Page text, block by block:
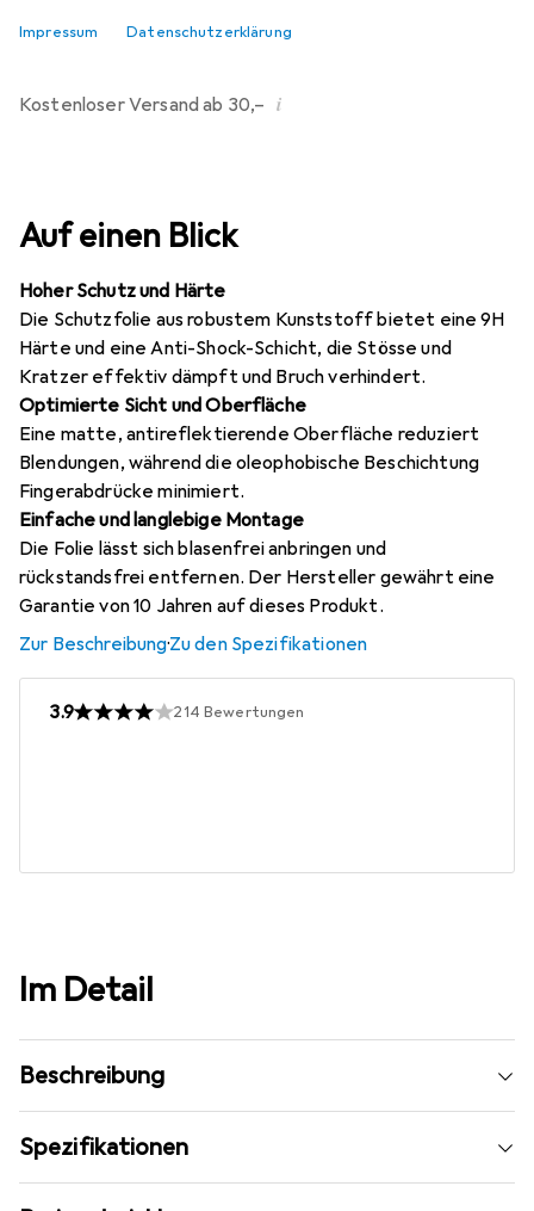
Impressum Datenschutzerklärung
Vergleichen
Kostenloser Versand ab 30,– i
Auf einen Blick
Hoher Schutz und Härte
Die Schutzfolie aus robustem Kunststoff bietet eine 9H
Härte und eine Anti-Shock-Schicht, die Stösse und
Kratzer effektiv dämpft und Bruch verhindert.
Optimierte Sicht und Oberfläche
Eine matte, antireflektierende Oberfläche reduziert
Blendungen, während die oleophobische Beschichtung
Fingerabdrücke minimiert.
Einfache und langlebige Montage
Die Folie lässt sich blasenfrei anbringen und
rückstandsfrei entfernen. Der Hersteller gewährt eine
Garantie von 10 Jahren auf dieses Produkt.
Zur Beschreibung·Zu den Spezifikationen
3.9 214 Bewertungen
Im Detail
Beschreibung
Spezifikationen